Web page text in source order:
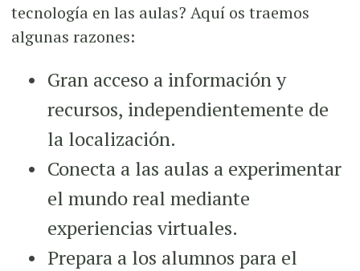
tecnología en las aulas? Aquí os traemos
algunas razones:
Gran acceso a información y
recursos, independientemente de
la localización.
Conecta a las aulas a experimentar
el mundo real mediante
experiencias virtuales.
Prepara a los alumnos para el